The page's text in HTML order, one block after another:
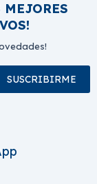
MEJORES
SUSCRIBIRME